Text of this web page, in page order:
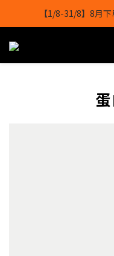
【1/8-31/8】8月
【1/8-31/8】8月
結帳輸入[gopowerhk]，
【1/8-31/8】8月